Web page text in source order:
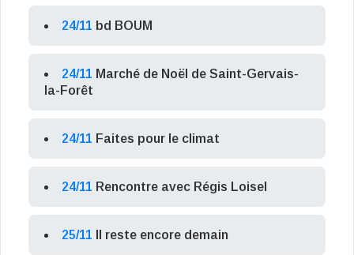
24/11 bd BOUM
24/11 Marché de Noël de Saint-Gervais-
la-Forêt
24/11 Faites pour le climat
24/11 Rencontre avec Régis Loisel
25/11 Il reste encore demain